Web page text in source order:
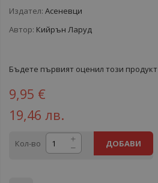
Издател: Асеневци
Автор: Кийрън Ларуд
Бъдете първият оценил този продукт
9,95 €
19,46 лв.
Кол-во ДОБАВИ